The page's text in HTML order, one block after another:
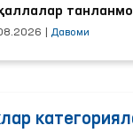
Давоми